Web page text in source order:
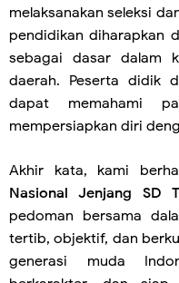
melaksanakan seleksi
pendidikan diharapkan
sebagai dasar dalam
daerah. Peserta didik
dapat memahami
mempersiapkan diri
Akhir kata, kami
Nasional Jenjang SD
pedoman bersama
tertib, objektif, dan
generasi muda